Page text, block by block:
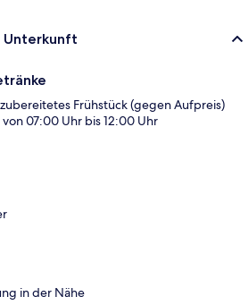
Unterkunft
Frühstück (gegen Aufpreis)
07:00 Uhr bis 12:00 Uhr
in der Nähe